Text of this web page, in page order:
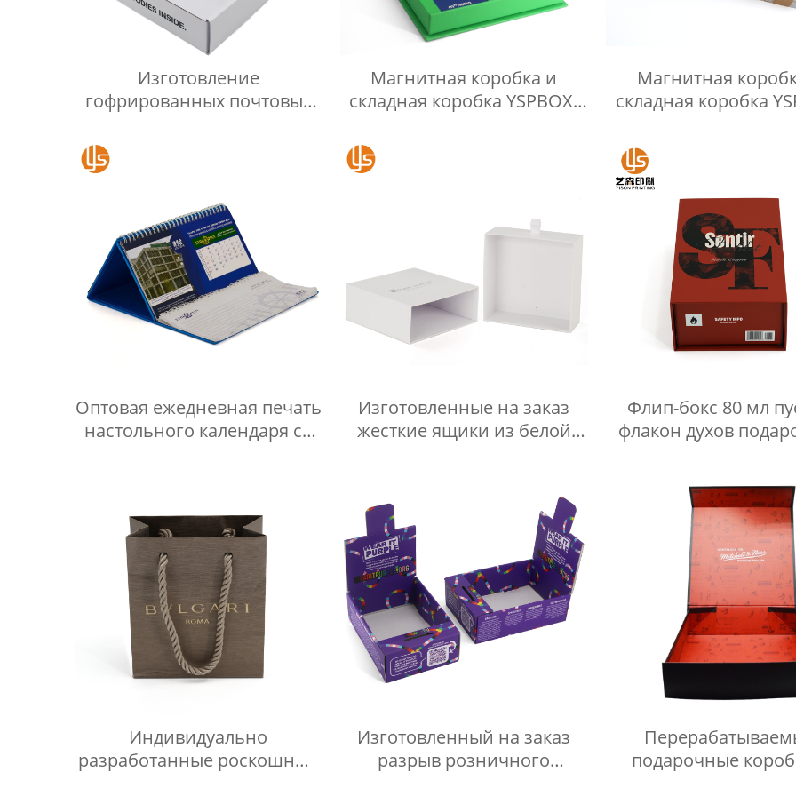
Изготовление
гофрированных почтовых
футболок, одежды, белой
бумаги, упаковочных
Магнитная коробка и
складная коробка YSPBOX-
Магнитная
складная коробка
Оптовая ежедневная печать
настольного календаря со
Изготовленные на заказ
жесткие ящики из белой
выдвижной ящик
подарочная коробка
Флип-бокс 80 мл
флакон духов
духов
Индивидуально
разработанные роскошные
Изготовленный на заказ
разрыв розничного
подарочные